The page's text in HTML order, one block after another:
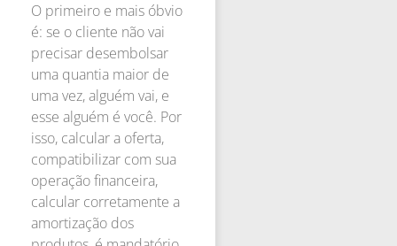
O primeiro e mais óbvio
é: se o cliente não vai
precisar desembolsar
uma quantia maior de
uma vez, alguém vai, e
esse alguém é você. Por
isso, calcular a oferta,
compatibilizar com sua
operação financeira,
calcular corretamente a
amortização dos